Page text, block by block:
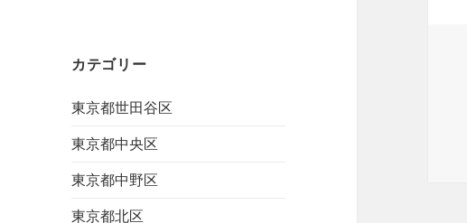
カテゴリー
東京都世田谷区
東京都中央区
東京都中野区
東京都北区